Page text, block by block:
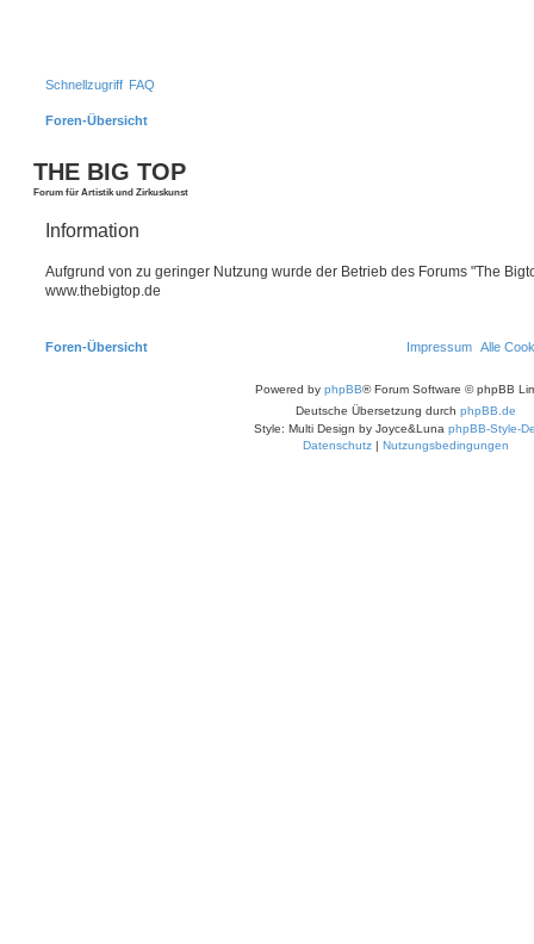
Schnellzugriff FAQ
Foren-Übersicht
THE BIG TOP
Forum für Artistik und Zirkuskunst
Information
Aufgrund von zu geringer Nutzung wurde der Betrieb des Forums "The
www.thebigtop.de
Foren-Übersicht Alle
Impressum
Powered by phpBB® Forum Software © phpBB
Deutsche Übersetzung durch phpBB.de
Style: Multi Design by Joyce&Luna phpBB-Style-
Datenschutz | Nutzungsbedingungen